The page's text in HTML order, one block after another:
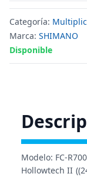
Categoría:
Marca: SHIMANO
Disponible
Modelo: FC-
Hollowtech II